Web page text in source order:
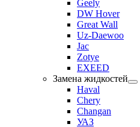
Geely
DW Hover
Great Wall
Uz-Daewoo
Jac
Zotye
EXEED
Замена жидкостей
Haval
Chery
Changan
УАЗ